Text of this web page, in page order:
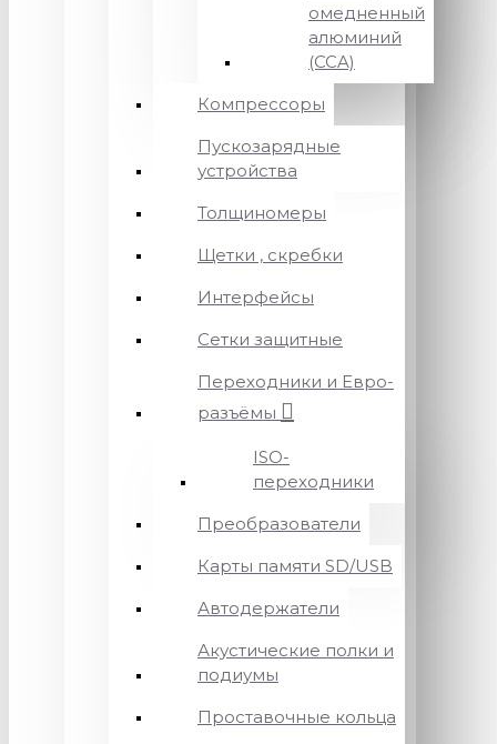
омедненный
алюминий
(CCA)
Компрессоры
Пускозарядные
устройства
Толщиномеры
Щетки , скребки
Интерфейсы
Сетки защитные
Переходники и Евро-
разъёмы
ISO-
переходники
Преобразователи
Карты памяти SD/USB
Автодержатели
Акустические полки и
подиумы
Проставочные кольца